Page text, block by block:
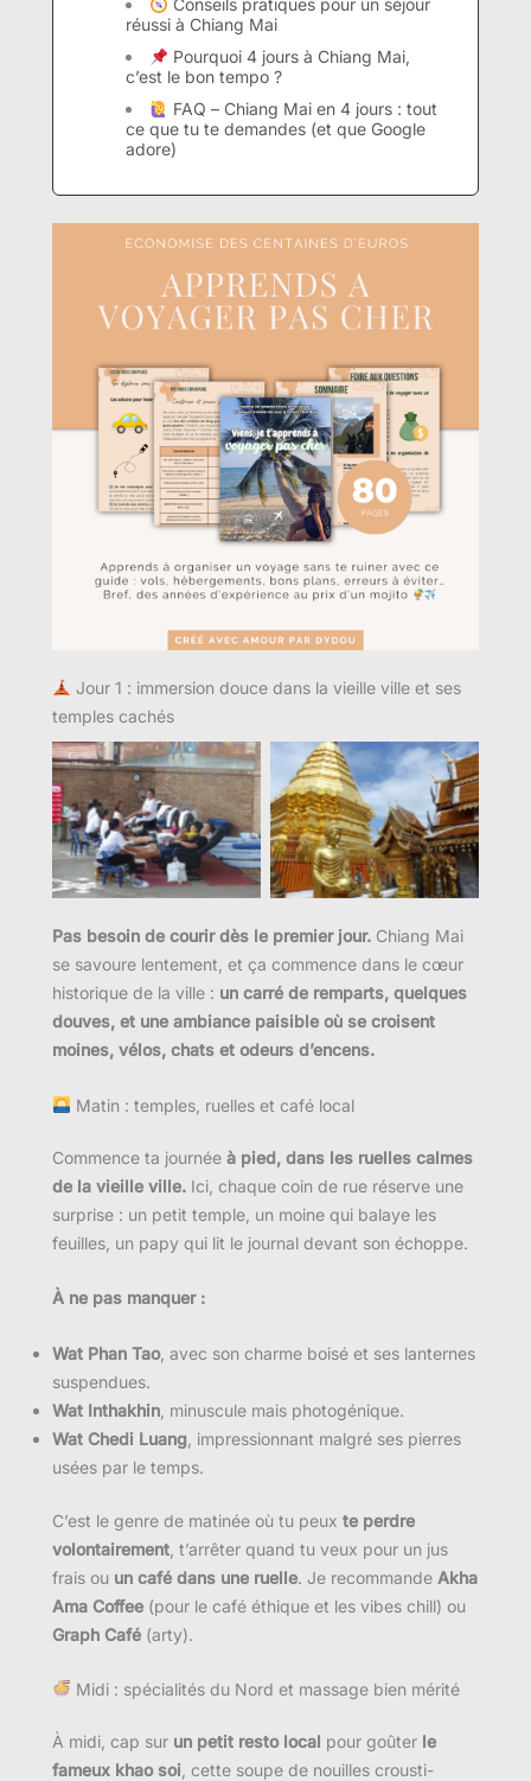
Conseils pratiques pour un séjour
réussi à Chiang Mai
Pourquoi 4 jours à Chiang Mai,
c’est le bon tempo ?
FAQ – Chiang Mai en 4 jours : tout
ce que tu te demandes (et que Google
adore)
Jour 1 : immersion douce dans la vieille ville et ses
temples cachés
Pas besoin de courir dès le premier jour. Chiang Mai
se savoure lentement, et ça commence dans le cœur
historique de la ville : un carré de remparts, quelques
douves, et une ambiance paisible où se croisent
moines, vélos, chats et odeurs d’encens.
Matin : temples, ruelles et café local
Commence ta journée à pied, dans les ruelles calmes
de la vieille ville. Ici, chaque coin de rue réserve une
surprise : un petit temple, un moine qui balaye les
feuilles, un papy qui lit le journal devant son échoppe.
À ne pas manquer :
Wat Phan Tao, avec son charme boisé et ses lanternes
suspendues.
Wat Inthakhin , minuscule mais photogénique.
Wat Chedi Luang , impressionnant malgré ses pierres
usées par le temps.
C’est le genre de matinée où tu peux te perdre
volontairement , t’arrêter quand tu veux pour un jus
frais ou un café dans une ruelle. Je recommande Akha
Ama Coffee (pour le café éthique et les vibes chill) ou
Graph Café (arty).
Midi : spécialités du Nord et massage bien mérité
À midi, cap sur un petit resto local pour goûter le
fameux khao soi , cette soupe de nouilles crousti-